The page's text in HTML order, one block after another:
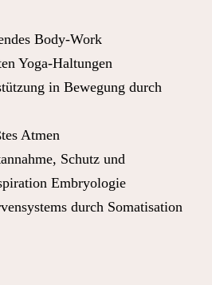
Body-Work
Yoga-Haltungen
in Bewegung durch
Atmen
Schutz und
Embryologie
durch Somatisation